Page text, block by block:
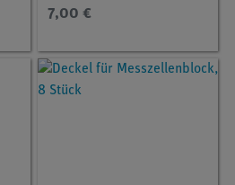
7,00 €